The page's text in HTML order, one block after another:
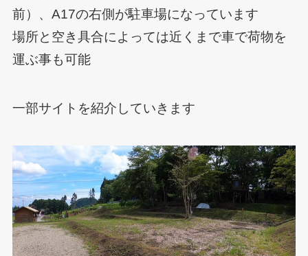
前）、A17の右側が駐車場になっています
場所と空き具合によっては近くまで車で荷物を
運ぶ事も可能
一部サイトを紹介していきます